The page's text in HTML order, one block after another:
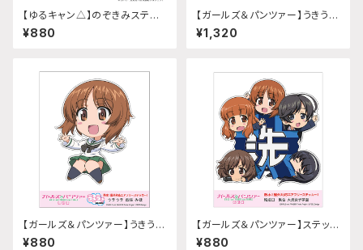
【ゆるキャン△】のぞきみステッ
カー (各務原なでしこ『SEASO
N3』)給油口サイズ
¥880
【ガールズ＆パンツァー】うきうき
ステッカー (西絹代)A5サイズ
¥1,320
【ガールズ＆パンツァー】うきうき
ステッカー (西住みほ)
¥880
【ガールズ＆パンツァー】ステッカ
¥880